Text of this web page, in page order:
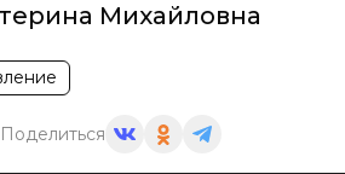
Михайловна
Поделиться